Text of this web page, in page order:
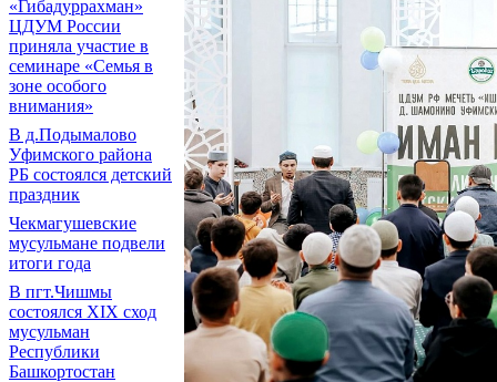
«Гибадуррахман»
ЦДУМ России
приняла участие в
семинаре «Семья в
зоне особого
внимания»
В д.Подымалово
Уфимского района
РБ состоялся детский
праздник
Чекмагушевские
мусульмане подвели
итоги года
В пгт.Чишмы
состоялся XIX сход
мусульман
Республики
Башкортостан